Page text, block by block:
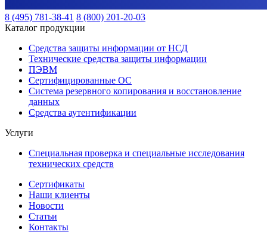
8 (495) 781-38-41 8 (800) 201-20-03
Каталог продукции
Средства защиты информации от НСД
Технические средства защиты информации
ПЭВМ
Сертифицированные ОС
Система резервного копирования и восстановление
данных
Средства аутентификации
Услуги
Специальная проверка и специальные исследования
технических средств
Сертификаты
Наши клиенты
Новости
Статьи
Контакты